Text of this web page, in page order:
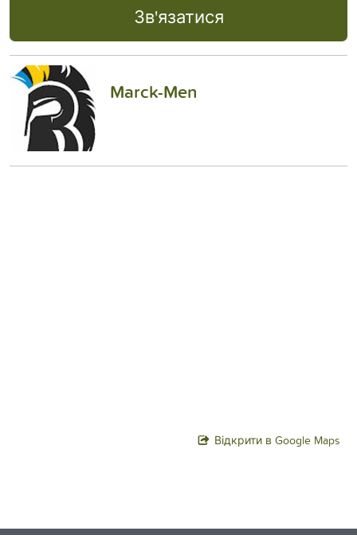
Зв'язатися
Marck-Men
Відкрити в Google Maps